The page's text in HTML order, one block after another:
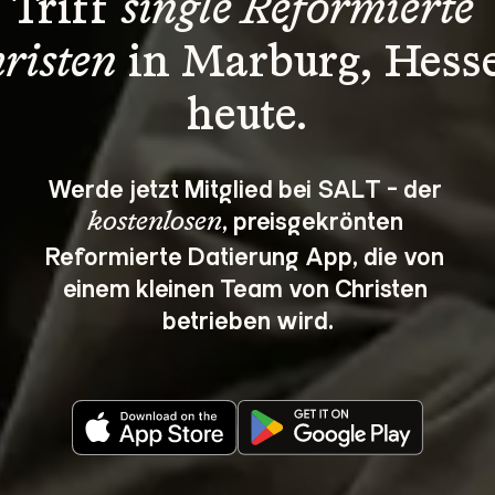
Triff single Reformierte
in Marburg,
heute.
Werde jetzt Mitglied bei SALT - der
kostenlosen, preisgekrönten
Reformierte Datierung App, die von
einem kleinen Team von Christen
betrieben wird.